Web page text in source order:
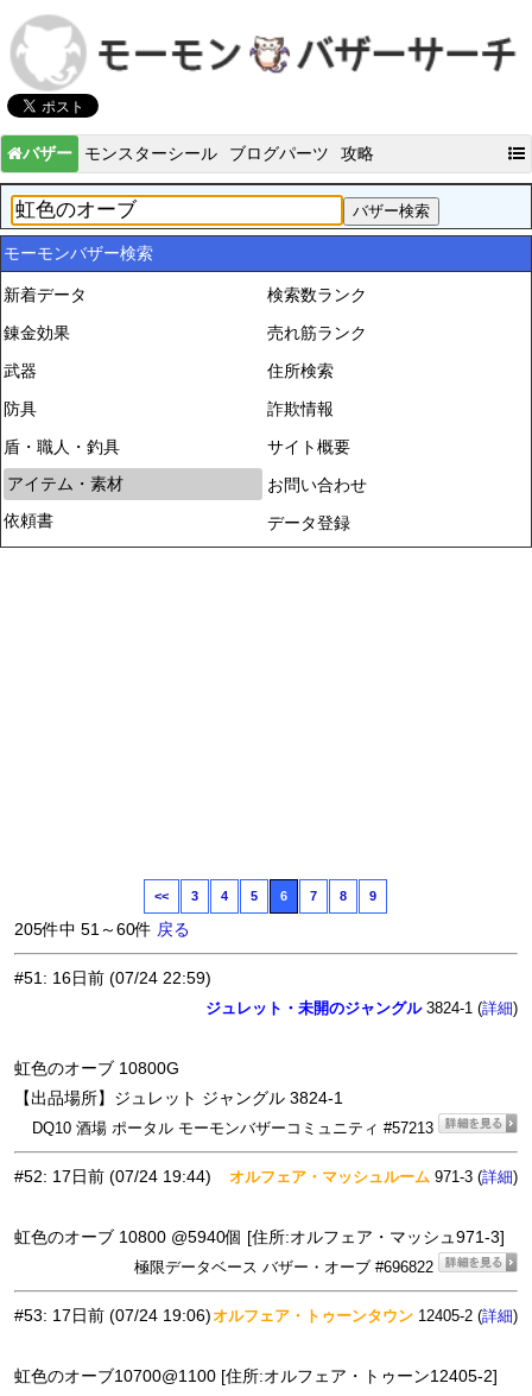
バザー モンスターシール ブログパーツ 攻略
モーモンバザー検索
新着データ
錬金効果
武器
防具
盾・職人・釣具
アイテム・素材
依頼書
検索数ランク
売れ筋ランク
住所検索
詐欺情報
サイト概要
お問い合わせ
データ登録
<< 3 4 5 6 7 8 9
205件中 51～60件 戻る
#51: 16日前 (07/24 22:59)
ジュレット・未開のジャングル3824-1 (詳細)
虹色のオーブ 10800G
【出品場所】ジュレット ジャングル 3824-1
DQ10 酒場 ポータル モーモンバザーコミュニティ #57213
#52: 17日前 (07/24 19:44) オルフェア・マッシュルーム 971-3 (詳細)
虹色のオーブ 10800 @5940個 [住所:オルフェア・マッシュ971-3]
極限データベース バザー・オーブ #696822
#53: 17日前 (07/24 19:06)オルフェア・トゥーンタウン 12405-2 (詳細)
虹色のオーブ10700@1100 [住所:オルフェア・トゥーン12405-2]